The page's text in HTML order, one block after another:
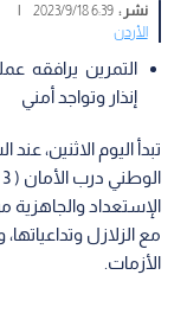
نشر :6:39 2023/9/18
|
الأردن
التمرين يرافقه
إنذار وتواجد أمني
تبدأ اليوم الاثنين،
الإستعداد
مع الزلازل
الأزمات.